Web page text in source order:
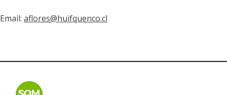
Email: aflores@huifquenco.cl